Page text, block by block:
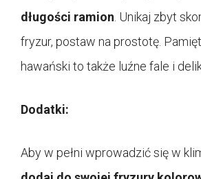
długości ramion . Unikaj zbyt
fryzur, postaw na prostotę.
hawański to także luźne fale i
Dodatki:
Aby w pełni wprowadzić się w